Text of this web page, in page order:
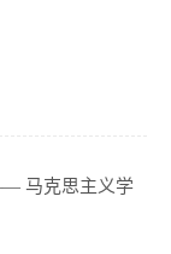
马克思主义学